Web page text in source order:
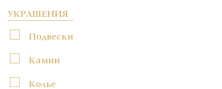
УКРАШЕНИЯ
Подвески
Камни
Колье